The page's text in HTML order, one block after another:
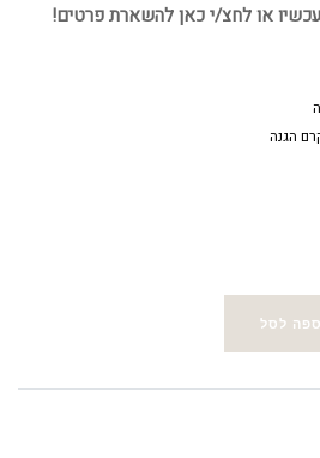
או לחצ/י כאן להשארת פרטים!
הגנה
לסל